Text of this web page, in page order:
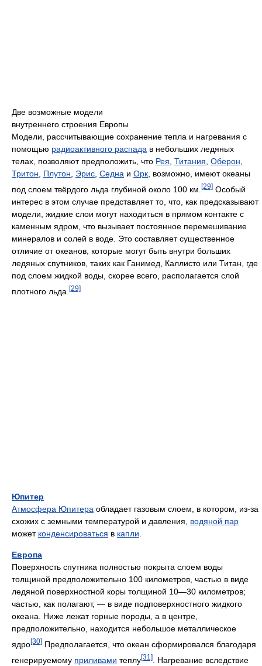
Две возможные модели
внутреннего строения Европы
Модели, рассчитывающие сохранение тепла и нагревания с
помощью радиоактивного распада в небольших ледяных
телах, позволяют предположить, что Рея Титания Оберон
Тритон
Плутон Эрис Седна и Орк , возможно, имеют океаны
под слоем твёрдого льда глубиной около 100 км. [29] Особый
интерес в этом случае представляет то, что, как предсказывают
модели, жидкие слои могут находиться в прямом контакте с
каменным ядром, что вызывает постоянное перемешивание
минералов и солей в воде. Это составляет существенное
отличие от океанов, которые могут быть внутри больших
ледяных спутников, таких как Ганимед, Каллисто или Титан, где
под слоем жидкой воды, скорее всего, располагается слой
плотного льда. [29]
Юпитер
Атмосфера Юпитера обладает газовым слоем, в котором, из-за
схожих с земными температурой и давления, водяной пар
может конденсироваться в капли.
Европа
Поверхность спутника полностью покрыта слоем воды
толщиной предположительно 100 километров, частью в виде
ледяной поверхностной коры толщиной 10—30 километров;
частью, как полагают, — в виде подповерхностного жидкого
океана. Ниже лежат горные породы, а в центре,
предположительно, находится небольшое металлическое
ядро[30] Предполагается, что океан сформировался благодаря
генерируемому приливами теплу[31] . Нагревание вследствие